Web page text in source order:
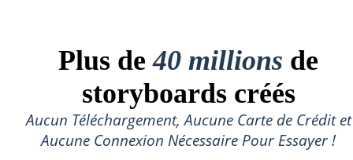
Plus de40 millions de
storyboards créés
Aucun Téléchargement, Aucune Carte de Crédit et
Aucune Connexion Nécessaire Pour Essayer !